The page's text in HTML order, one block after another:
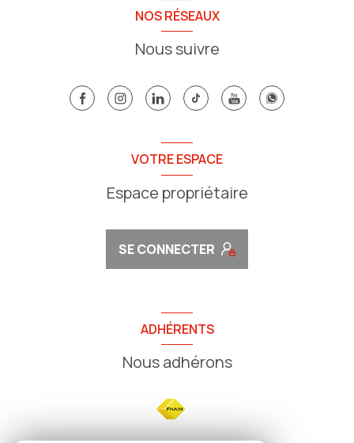
NOS RÉSEAUX
Nous suivre
VOTRE ESPACE
Espace propriétaire
SE CONNECTER
ADHÉRENTS
Nous adhérons